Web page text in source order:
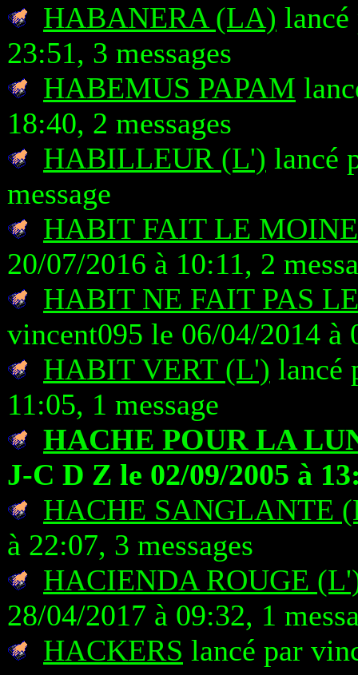
HABANERA (LA)
23:51, 3 messages
HABEMUS PAPAM
18:40, 2 messages
HABILLEUR (L') lancé
message
HABIT FAIT LE
20/07/2016 à 10:11, 2
HABIT NE FAIT PAS
vincent095 le 06/04/2014 à
HABIT VERT (L') lancé
11:05, 1 message
HACHE POUR LA
J-C D Z le 02/09/2005 à
HACHE SANGLANTE
à 22:07, 3 messages
HACIENDA ROUGE
28/04/2017 à 09:32, 1
HACKERS lancé par